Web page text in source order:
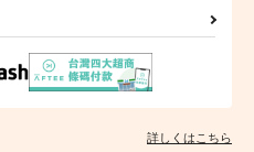
詳しくはこちら